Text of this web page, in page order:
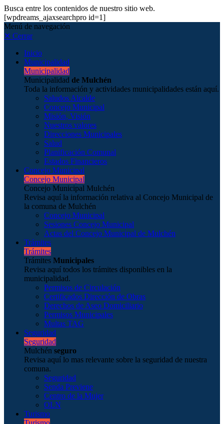
Busca entre los contenidos de nuestro sitio web.
[wpdreams_ajaxsearchpro id=1]
Menú de navegación
✕ Cerrar
Inicio
Municipalidad
Municipalidad
Municipalidad de Mulchén
Toda la información y actividades municipalidades están aquí.
Saludos Alcalde
Concejo Municipal
Misión, Visión
Nuestros valores
Direcciones Municipales
Salud
Planificación Comunal
Estados Financieros
Concejo Municipal
Concejo Municipal
Concejo Municipal Mulchén
Revisa aquí la información relativa al Concejo Municipal de
la comuna de Mulchén
Concejo Municipal
Sesiones Concejo Municipal
Actas del Concejo Municipal de Mulchén
Trámites
Trámites
Trámites Municipales
Revisa aquí todos los trámites disponibles en la
municipalidad.
Permisos de Circulación
Certificados Dirección de Obras
Derechos de Aseo Domiciliario
Permisos Municipales
Multas TAG
Seguridad
Seguridad
Mulchén seguro
Revisa aquí lo mas relevante sobre la seguridad de nuestra
comuna.
Seguridad
Senda Previene
Centro de la Mujer
OLN
Turismo